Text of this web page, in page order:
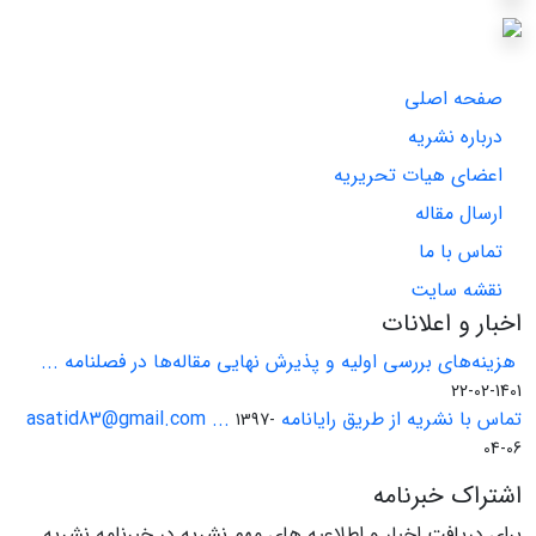
صفحه اصلی
درباره نشریه
اعضای هیات تحریریه
ارسال مقاله
تماس با ما
نقشه سایت
اخبار و اعلانات
هزینه‌های بررسی اولیه و پذیرش نهایی مقاله‌ها در فصلنامه ...
1401-02-22
تماس با نشریه از طریق رایانامه asatid83@gmail.com ... 1397-
04-06
اشتراک خبرنامه